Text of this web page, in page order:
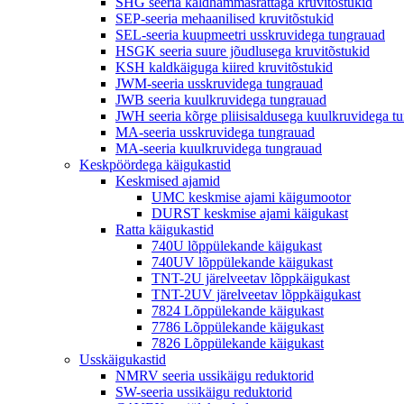
SEP-seeria mehaanilised kruvitõstukid
SEL-seeria kuupmeetri usskruvidega tungrauad
HSGK seeria suure jõudlusega kruvitõstukid
KSH kaldkäiguga kiired kruvitõstukid
JWM-seeria usskruvidega tungrauad
JWB seeria kuulkruvidega tungrauad
JWH seeria kõrge pliisisaldusega kuulkruvidega
MA-seeria usskruvidega tungrauad
MA-seeria kuulkruvidega tungrauad
Keskpöördega käigukastid
Keskmised ajamid
UMC keskmise ajami käigumootor
DURST keskmise ajami käigukast
Ratta käigukastid
740U lõppülekande käigukast
740UV lõppülekande käigukast
TNT-2U järelveetav lõppkäigukast
TNT-2UV järelveetav lõppkäigukast
7824 Lõppülekande käigukast
7786 Lõppülekande käigukast
7826 Lõppülekande käigukast
Usskäigukastid
NMRV seeria ussikäigu reduktorid
SW-seeria ussikäigu reduktorid